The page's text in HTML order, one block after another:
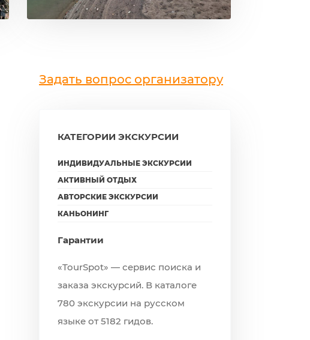
Задать вопрос организатору
КАТЕГОРИИ ЭКСКУРСИИ
ИНДИВИДУАЛЬНЫЕ ЭКСКУРСИИ
АКТИВНЫЙ ОТДЫХ
АВТОРСКИЕ ЭКСКУРСИИ
КАНЬОНИНГ
Гарантии
«TourSpot» — сервис поиска и
заказа экскурсий. В каталоге
780 экскурсии на русском
языке от 5182 гидов.